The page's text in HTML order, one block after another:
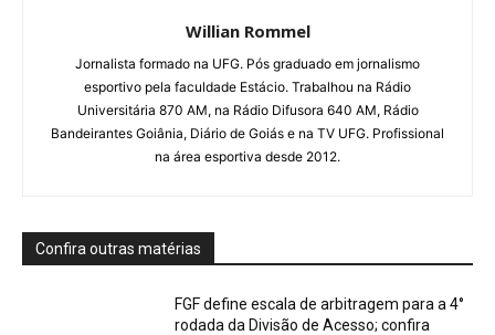
Willian Rommel
Jornalista formado na UFG. Pós graduado em jornalismo
esportivo pela faculdade Estácio. Trabalhou na Rádio
Universitária 870 AM, na Rádio Difusora 640 AM, Rádio
Bandeirantes Goiânia, Diário de Goiás e na TV UFG. Profissional
na área esportiva desde 2012.
Confira outras matérias
FGF define escala de arbitragem para a 4°
rodada da Divisão de Acesso; confira